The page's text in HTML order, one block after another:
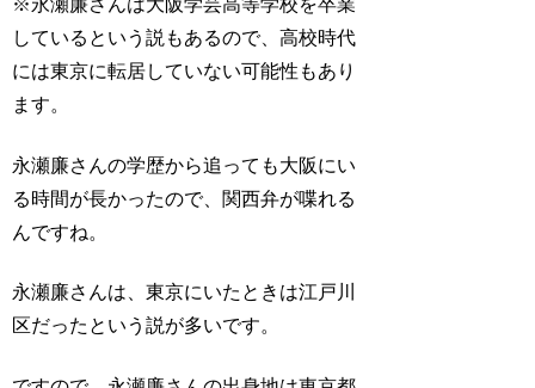
※永瀬廉さんは大阪学芸高等学校を卒業
しているという説もあるので、高校時代
には東京に転居していない可能性もあり
ます。
永瀬廉さんの学歴から追っても大阪にい
る時間が長かったので、関西弁が喋れる
んですね。
永瀬廉さんは、東京にいたときは江戸川
区だったという説が多いです。